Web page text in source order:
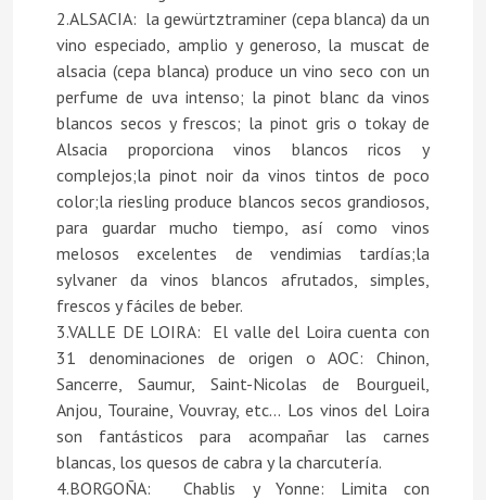
2.ALSACIA: la gewürtztraminer (cepa blanca) da un
vino especiado, amplio y generoso, la muscat de
alsacia (cepa blanca) produce un vino seco con un
perfume de uva intenso; la pinot blanc da vinos
blancos secos y frescos; la pinot gris o tokay de
Alsacia proporciona vinos blancos ricos y
complejos;la pinot noir da vinos tintos de poco
color;la riesling produce blancos secos grandiosos,
para guardar mucho tiempo, así como vinos
melosos excelentes de vendimias tardías;la
sylvaner da vinos blancos afrutados, simples,
frescos y fáciles de beber.
3.VALLE DE LOIRA: El valle del Loira cuenta con
31 denominaciones de origen o AOC: Chinon,
Sancerre, Saumur, Saint-Nicolas de Bourgueil,
Anjou, Touraine, Vouvray, etc... Los vinos del Loira
son fantásticos para acompañar las carnes
blancas, los quesos de cabra y la charcutería.
4.BORGOÑA: Chablis y Yonne: Limita con